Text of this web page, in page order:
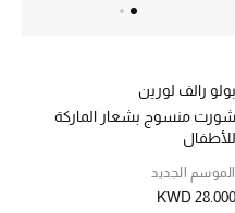
بولو رالف لورين
شورت منسوج بشعار الماركة
للأطفال
الموسم الجديد
KWD 28.000